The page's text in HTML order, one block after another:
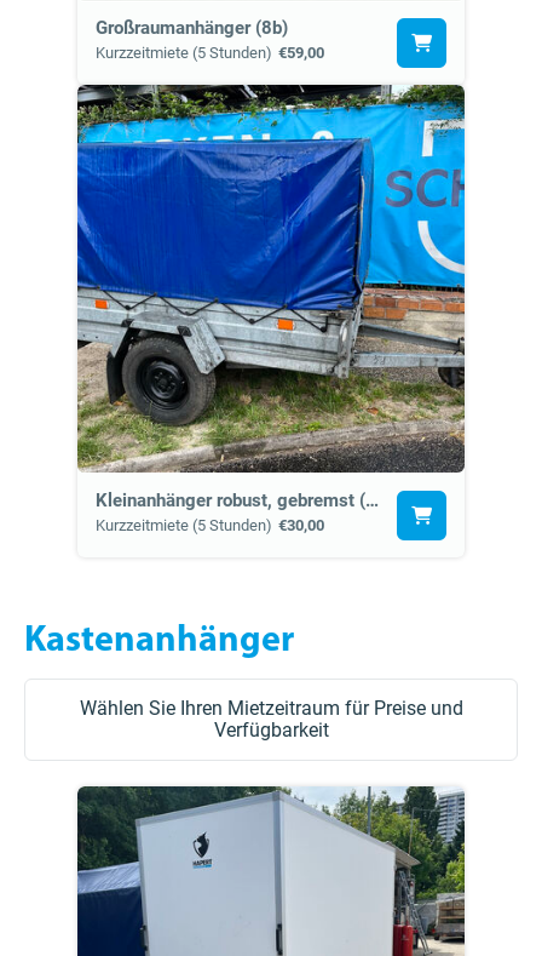
Großraumanhänger (8b)
Kurzzeitmiete (5 Stunden) €59,00
Kleinanhänger robust, gebremst (2d)
Kurzzeitmiete (5 Stunden) €30,00
Kastenanhänger
Wählen Sie Ihren Mietzeitraum für Preise und
Verfügbarkeit